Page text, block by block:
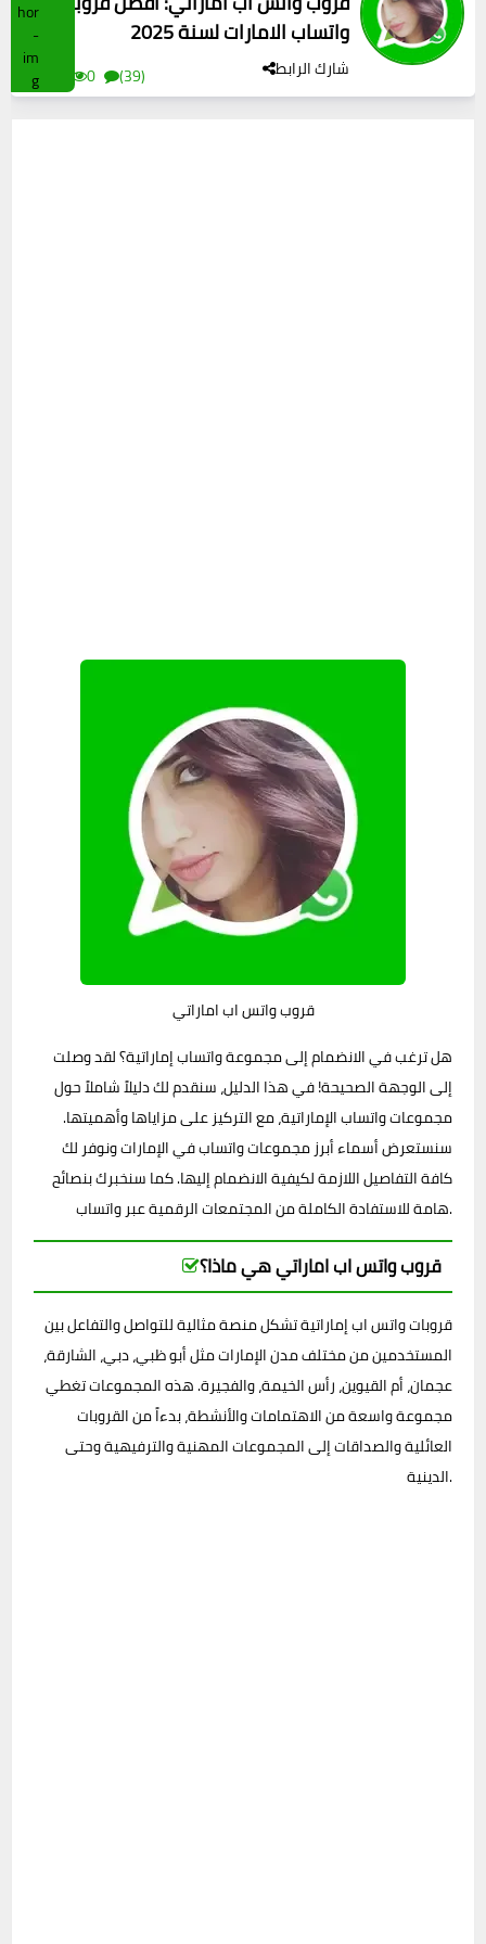
واتساب الامارات لسنة 2025
شارك الرابط #sa 0 (39)
قروب واتس اب اماراتي
هل ترغب في الانضمام إلى مجموعة واتساب إماراتية؟ لقد وصلت
إلى الوجهة الصحيحة! في هذا الدليل، سنقدم لك دليلاً شاملاً حول
مجموعات واتساب الإماراتية، مع التركيز على مزاياها وأهميتها.
سنستعرض أسماء أبرز مجموعات واتساب في الإمارات ونوفر لك
كافة التفاصيل اللازمة لكيفية الانضمام إليها. كما سنخبرك بنصائح
هامة للاستفادة الكاملة من المجتمعات الرقمية عبر واتساب.
قروب واتس اب اماراتي هي ماذا؟
المستخدمين من مختلف مدن الإمارات مثل أبو ظبي، دبي، الشارقة،
عجمان، أم القيوين، رأس الخيمة، والفجيرة. هذه المجموعات تغطي
مجموعة واسعة من الاهتمامات والأنشطة، بدءاً من القروبات
العائلية والصداقات إلى المجموعات المهنية والترفيهية وحتى
الدينية.